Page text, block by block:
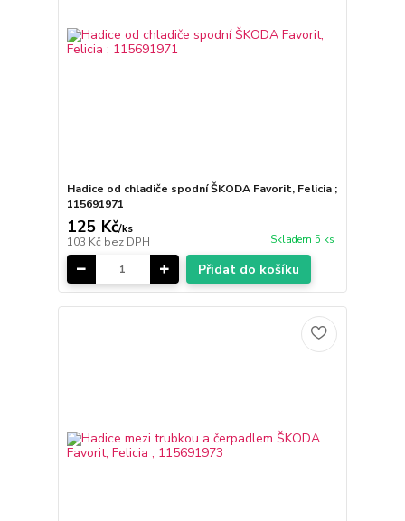
Hadice od chladiče spodní ŠKODA Favorit, Felicia ;
115691971
125 Kč/ks
103 Kč bez DPH Skladem 5 ks
Přidat do košíku